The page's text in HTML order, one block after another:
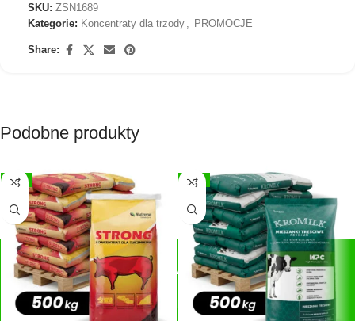
SKU: ZSN1689
Kategorie: Koncentraty dla trzody PROMOCJE
Share:
Podobne produkty
-3% -3%
SZYBKIE PŁATNOŚCI
Płatności:
Przelewy24, blik, GPay